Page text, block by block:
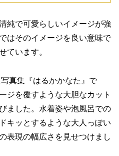
純で可愛らしいイメージが強
はそのイメージを良い意味で
ています。
真集『はるかかなた』で
ジを覆すような大胆なカット
ました。水着姿や泡風呂での
キッとするような大人っぽい
表現の幅広さを見せつけまし